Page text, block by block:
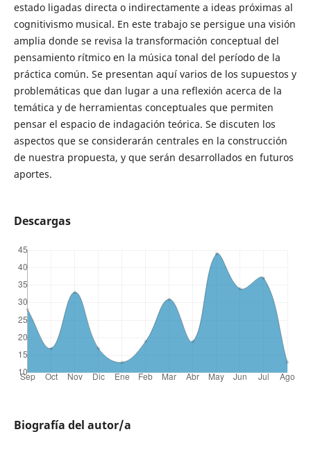
estado ligadas directa o indirectamente a ideas próximas al
cognitivismo musical. En este trabajo se persigue una visión
amplia donde se revisa la transformación conceptual del
pensamiento rítmico en la música tonal del período de la
práctica común. Se presentan aquí varios de los supuestos y
problemáticas que dan lugar a una reflexión acerca de la
temática y de herramientas conceptuales que permiten
pensar el espacio de indagación teórica. Se discuten los
aspectos que se considerarán centrales en la construcción
de nuestra propuesta, y que serán desarrollados en futuros
aportes.
Descargas
Biografía del autor/a